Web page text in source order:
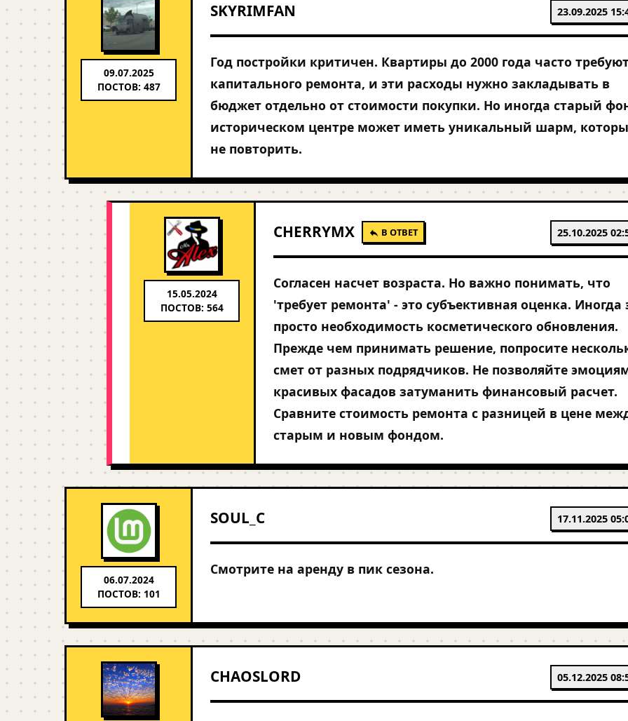
09.07.2025
ПОСТОВ: 487
SKYRIMFAN 23.09.2025
Год постройки критичен. Квартиры до 2000 года часто
капитального ремонта, и эти расходы нужно закладывать в
бюджет отдельно от стоимости покупки. Но иногда старый
историческом центре может иметь уникальный шарм,
не повторить.
15.05.2024
ПОСТОВ: 564
CHERRYMX В ОТВЕТ 25.10.2025
Согласен насчет возраста. Но важно понимать, что
'требует ремонта' - это субъективная оценка. Иногда
просто необходимость косметического обновления.
Прежде чем принимать решение, попросите
смет от разных подрядчиков. Не позволяйте
красивых фасадов затуманить финансовый расчет.
Сравните стоимость ремонта с разницей в цене
старым и новым фондом.
06.07.2024
ПОСТОВ: 101
SOUL_C 17.11.2025
Смотрите на аренду в пик сезона.
CHAOSLORD 05.12.2025